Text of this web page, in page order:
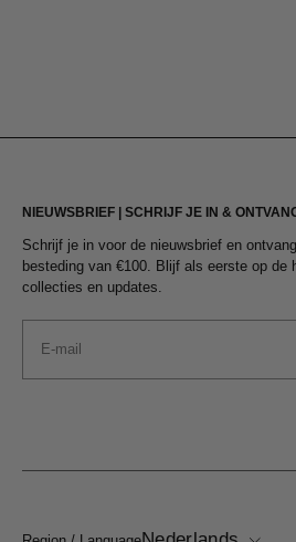
NIEUWSBRIEF | SCHRIJF JE IN &
Schrijf je in voor de nieuwsbrief en
besteding van €100. Blijf als eerste op de
collecties en updates.
Email